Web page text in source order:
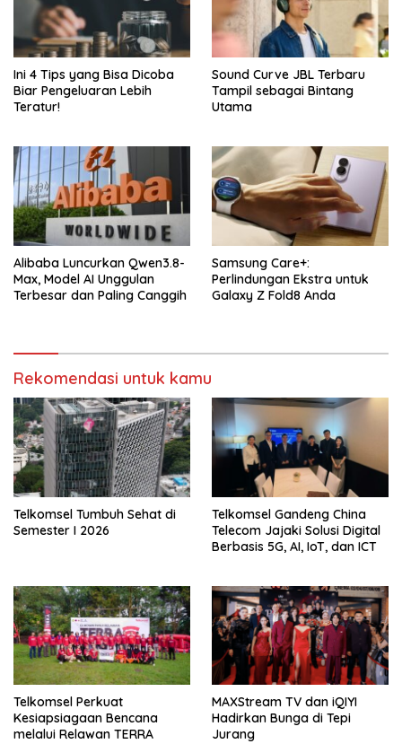
Ini 4 Tips yang Bisa Dicoba
Biar Pengeluaran Lebih
Teratur!
Sound Curve JBL Terbaru
Tampil sebagai Bintang
Utama
Alibaba Luncurkan Qwen3.8-
Max, Model AI Unggulan
Terbesar dan Paling Canggih
Samsung Care+:
Perlindungan Ekstra untuk
Galaxy Z Fold8 Anda
Rekomendasi untuk kamu
Telkomsel Tumbuh Sehat di
Semester I 2026
Telkomsel Gandeng China
Telecom Jajaki Solusi Digital
Berbasis 5G, AI, IoT, dan ICT
Telkomsel Perkuat
Kesiapsiagaan Bencana
melalui Relawan TERRA
MAXStream TV dan iQIYI
Hadirkan Bunga di Tepi
Jurang